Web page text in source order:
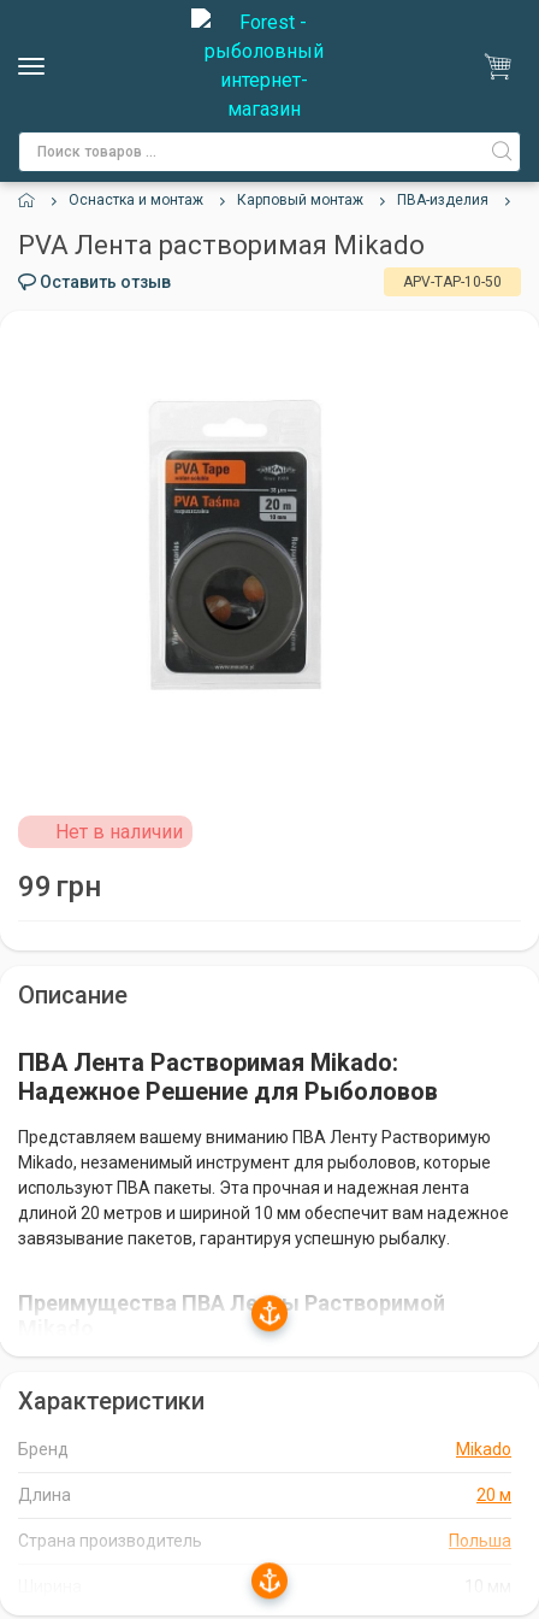
Оснастка и монтаж Карповый монтаж ПВА-изделия
PVA Лента растворимая Mikado
Оставить отзыв APV-TAP-10-50
Нет в наличии
99 грн
Описание
ПВА Лента Растворимая Mikado:
Надежное Решение для Рыболовов
Представляем вашему вниманию ПВА Ленту Растворимую
Mikado, незаменимый инструмент для рыболовов, которые
используют ПВА пакеты. Эта прочная и надежная лента
длиной 20 метров и шириной 10 мм обеспечит вам надежное
завязывание пакетов, гарантируя успешную рыбалку.
Преимущества ПВА Ленты Растворимой
высококачественных материалов, ПВА Лента Mikado
подведет вас в самый ответственный момент.
Оптимальная длина и ширина:
Длина ленты в 20 метров и
позволяют завязывать пакеты любого размера.
ПВА Лента Mikado полностью
растворяется в воде, не оставляя следов и не нанося вреда
Характеристики
Бренд Mikado
Длина 20 м
Страна производитель Польша